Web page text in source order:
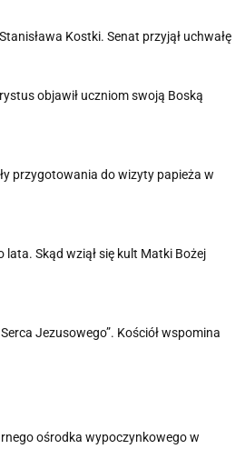
Kostki. Senat przyjął uchwałę
objawił uczniom swoją Boską
przygotowania do wizyty papieża w
lata. Skąd wziął się kult Matki Bożej
Jezusowego”. Kościół wspomina
ośrodka wypoczynkowego w